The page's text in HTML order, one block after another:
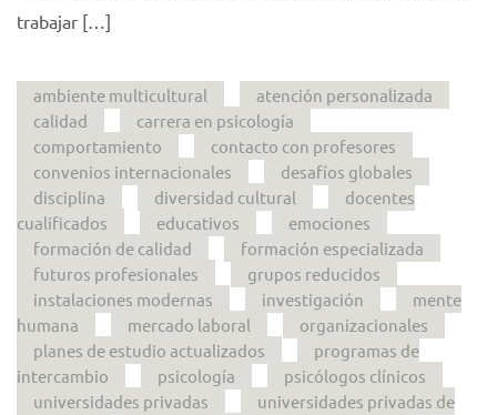
trabajar […]
ambiente multicultural
atención personalizada
calidad
carrera en psicología
comportamiento
contacto con profesores
convenios internacionales
desafíos globales
disciplina
diversidad cultural
docentes
cualificados
educativos
emociones
formación de calidad
formación especializada
futuros profesionales
grupos reducidos
instalaciones modernas
investigación
mente
humana
mercado laboral
organizacionales
planes de estudio actualizados
programas de
intercambio
psicología
psicólogos clínicos
universidades privadas
universidades privadas de